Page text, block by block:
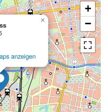
anzeigen
×
+
−